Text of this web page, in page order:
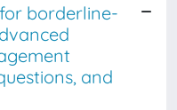
for borderline-
and